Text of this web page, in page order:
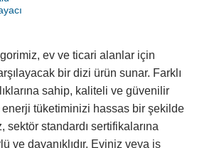
ev ve ticari alanlar için
bir dizi ürün sunar. Farklı
sahip, kaliteli ve güvenilir
tüketiminizi hassas bir şekilde
standardı sertifikalarına
ve dayanıklıdır. Eviniz veya iş